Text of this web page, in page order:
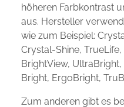
höheren Farbkontrast
aus. Hersteller
wie zum Beispiel:
Crystal-Shine,
BrightView,
Bright, ErgoBright,
Zum anderen gibt es